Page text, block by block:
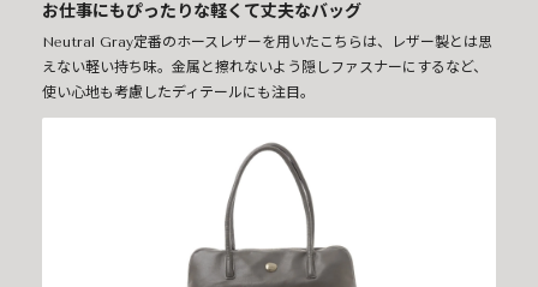
お仕事にもぴったりな軽くて丈夫なバッグ
Neutral Gray定番のホースレザーを用いたこちらは、レザー製とは思
えない軽い持ち味。金属と擦れないよう隠しファスナーにするなど、
使い心地も考慮したディテールにも注目。